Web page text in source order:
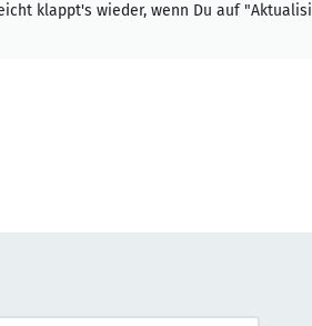
klappt's wieder, wenn Du auf